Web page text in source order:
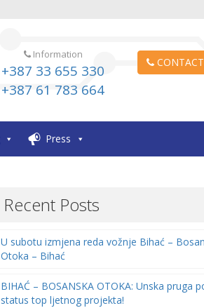
Information
+387 33 655 330
+387 61 783 664
Press
Recent Posts
U subotu izmjena reda vožnje Bihać –
Otoka – Bihać
BIHAĆ – BOSANSKA OTOKA: Unska pruga
status top ljetnog projekta!